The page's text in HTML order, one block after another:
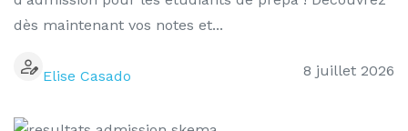
dès maintenant vos notes et...
Elise Casado 8 juillet 2026